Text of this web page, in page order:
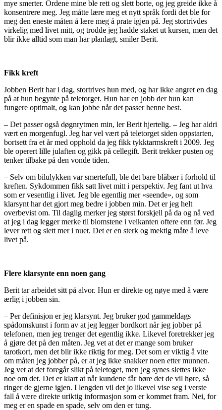
mye smerter. Ordene mine ble rett og slett borte, og jeg greide ikke å
konsentrere meg. Jeg måtte lære meg et nytt språk fordi det ble for
meg den eneste måten å lære meg å prate igjen på. Jeg stortrivdes
virkelig med livet mitt, og trodde jeg hadde staket ut kursen, men det
blir ikke alltid som man har planlagt, smiler Berit.
Fikk kreft
Jobben Berit har i dag, stortrives hun med, og har ikke angret en dag
på at hun begynte på teletorget. Hun har en jobb der hun kan
fungere optimalt, og kan jobbe når det passer henne best.
– Det passer også døgnrytmen min, ler Berit hjertelig. – Jeg har aldri
vært en morgenfugl. Jeg har vel vært på teletorget siden oppstarten,
bortsett fra et år med opphold da jeg fikk tykktarmskreft i 2009. Jeg
ble operert lille julaften og gikk på cellegift. Berit trekker pusten og
tenker tilbake på den vonde tiden.
– Selv om bilulykken var smertefull, ble det bare blåbær i forhold til
kreften. Sykdommen fikk satt livet mitt i perspektiv. Jeg fant ut hva
som er vesentlig i livet. Jeg ble egentlig mer «seende», og som
klarsynt har det gjort meg bedre i jobben min. Det er jeg helt
overbevist om. Til daglig merker jeg størst forskjell på da og nå ved
at jeg i dag legger merke til blomstene i veikanten oftere enn før. Jeg
lever rett og slett mer i nuet. Det er en sterk og mektig måte å leve
livet på.
Flere klarsynte enn noen gang
Berit tar arbeidet sitt på alvor. Hun er direkte og nøye med å være
ærlig i jobben sin.
– Per definisjon er jeg klarsynt. Jeg bruker god gammeldags
spådomskunst i form av at jeg legger bordkort når jeg jobber på
telefonen, men jeg trenger det egentlig ikke. Likevel foretrekker jeg
å gjøre det på den måten. Jeg vet at det er mange som bruker
tarotkort, men det blir ikke riktig for meg. Det som er viktig å vite
om måten jeg jobber på, er at jeg ikke snakker noen etter munnen.
Jeg vet at det foregår slikt på teletoget, men jeg synes slettes ikke
noe om det. Det er klart at når kundene får høre det de vil høre, så
ringer de gjerne igjen. I lengden vil det jo likevel vise seg i verste
fall å være direkte uriktig informasjon som er kommet fram. Nei, for
meg er en spade en spade, selv om den er tung.